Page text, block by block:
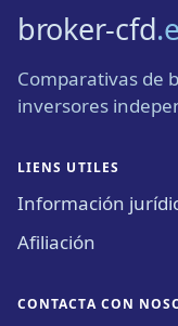
broker-cfd
Comparativas de
inversores
LIENS UTILES
Información
Afiliación
CONTACTA CON